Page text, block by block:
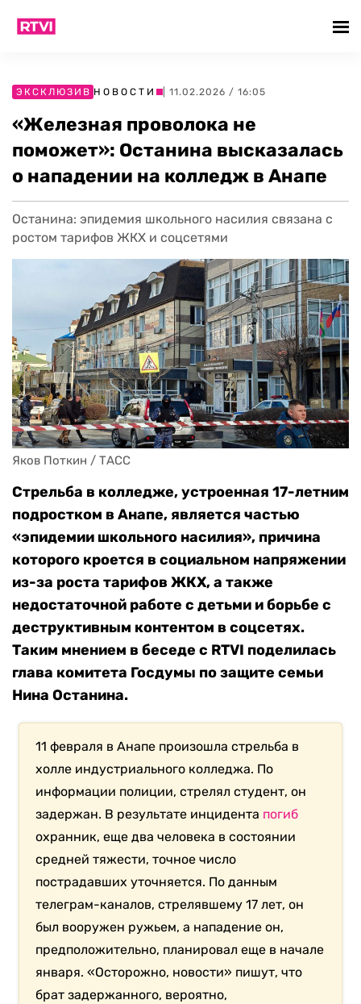
ЭКСКЛЮЗИВ НОВОСТИ | 11.02.2026 / 16:05
«Железная проволока не
поможет»: Останина высказалась
о нападении на колледж в Анапе
Останина: эпидемия школьного насилия связана с
ростом тарифов ЖКХ и соцсетями
Яков Поткин / ТАСС
Стрельба в колледже, устроенная 17-летним
подростком в Анапе, является частью
«эпидемии школьного насилия», причина
которого кроется в социальном напряжении
из-за роста тарифов ЖКХ, а также
недостаточной работе с детьми и борьбе с
деструктивным контентом в соцсетях.
Таким мнением в беседе с RTVI поделилась
глава комитета Госдумы по защите семьи
Нина Останина.
11 февраля в Анапе произошла стрельба в
холле индустриального колледжа. По
информации полиции, стрелял студент, он
задержан. В результате инцидента погиб
охранник, еще два человека в состоянии
средней тяжести, точное число
пострадавших уточняется. По данным
телеграм-каналов, стрелявшему 17 лет, он
был вооружен ружьем, а нападение он,
предположительно, планировал еще в начале
января. «Осторожно, новости» пишут, что
брат задержанного, вероятно,